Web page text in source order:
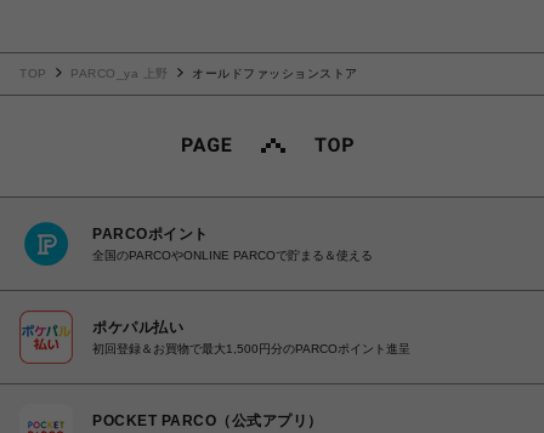
TOP PARCO_ya 上野 オールドファッションストア
PARCOポイント
全国のPARCOやONLINE PARCOで貯まる＆使える
ポケパル払い
初回登録＆お買物で最大1,500円分のPARCOポイント進呈
POCKET PARCO（公式アプリ）